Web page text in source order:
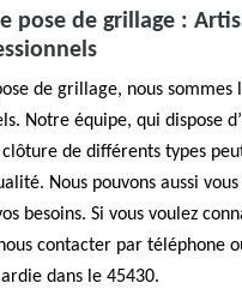
pose de grillage :
de grillage, nous
Notre équipe, qui dispose
clôture de différents types
Nous pouvons aussi
besoins. Si vous voulez
contacter par téléphone
dans le 45430.